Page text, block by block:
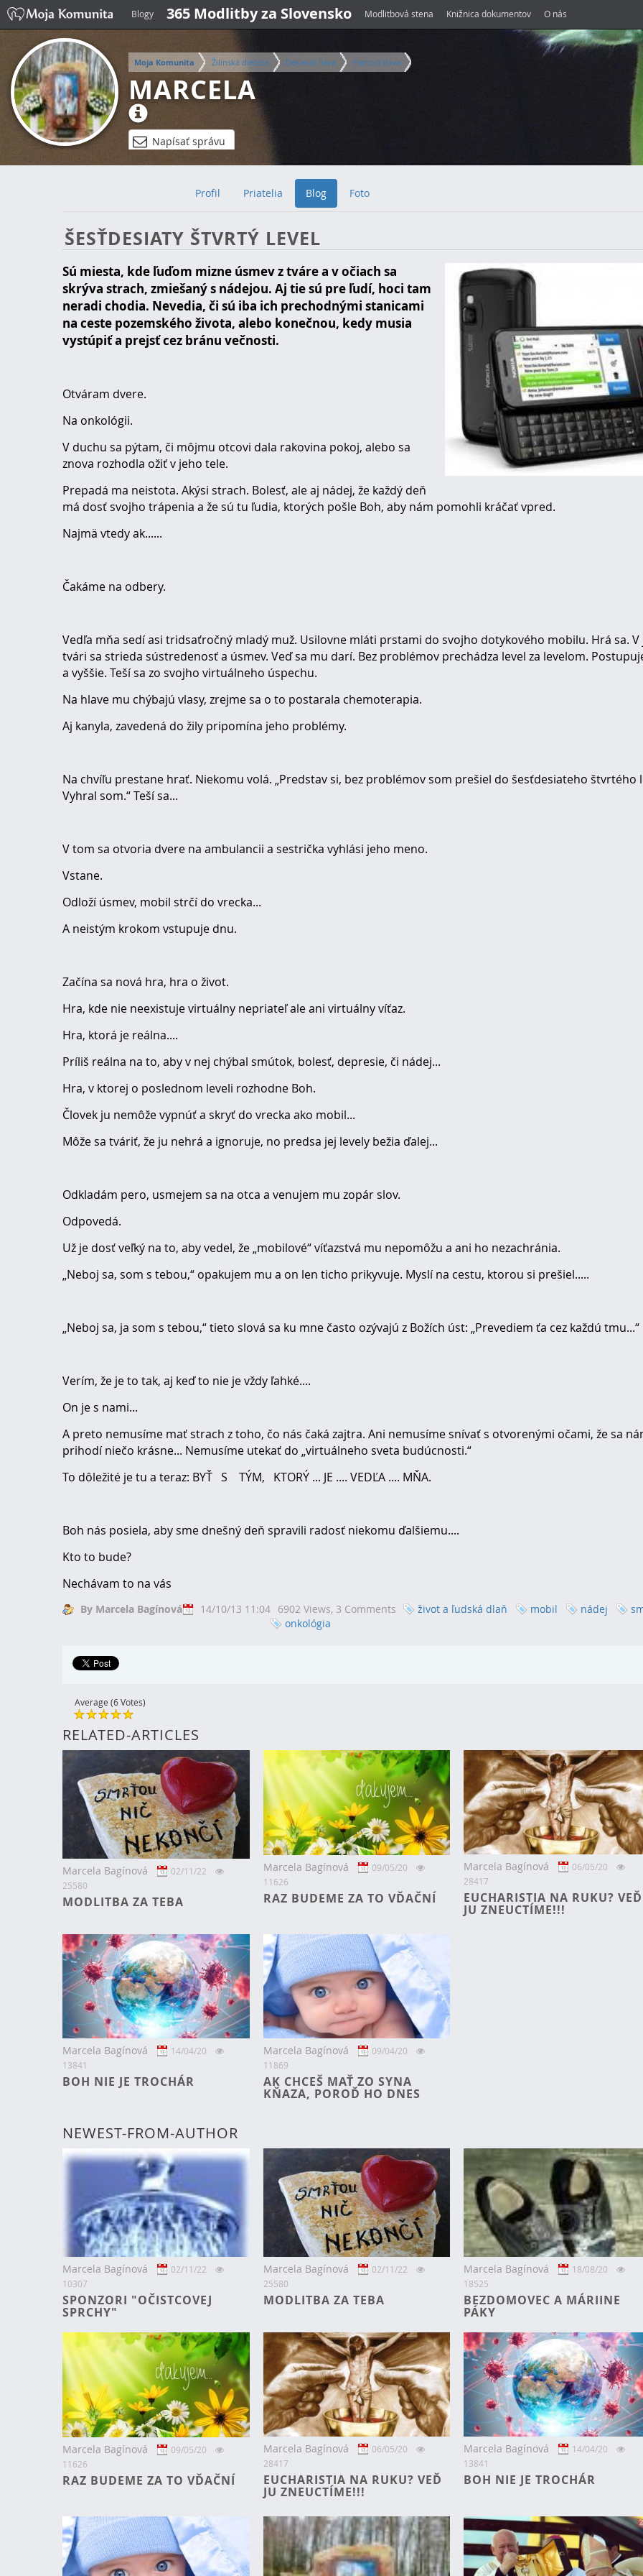
Blogy 365 Modlitby za Slovensko Modlitbová stena Knižnica dokumentov O nás
Moja Komunita Žilinská diecéza Dekanát Ilava Farnosť Ilava
MARCELA
Napísať správu
Profil Priatelia Blog Foto
ŠESŤDESIATY ŠTVRTÝ LEVEL
Sú miesta, kde ľuďom mizne úsmev z tváre a v očiach sa
skrýva strach, zmiešaný s nádejou. Aj tie sú pre ľudí, hoci tam
neradi chodia. Nevedia, či sú iba ich prechodnými stanicami
na ceste pozemského života, alebo konečnou, kedy musia
vystúpiť a prejsť cez bránu večnosti.
Otváram dvere.
Na onkológii.
V duchu sa pýtam, či môjmu otcovi dala rakovina pokoj, alebo sa
znova rozhodla ožiť v jeho tele.
Prepadá ma neistota. Akýsi strach. Bolesť, ale aj nádej, že každý deň
má dosť svojho trápenia a že sú tu ľudia, ktorých pošle Boh, aby nám pomohli kráčať vpred.
Najmä vtedy ak......
Čakáme na odbery.
Vedľa mňa sedí asi tridsaťročný mladý muž. Usilovne mláti prstami do svojho dotykového mobilu. Hrá sa. V
tvári sa strieda sústredenosť a úsmev. Veď sa mu darí. Bez problémov prechádza level za levelom.
a vyššie. Teší sa zo svojho virtuálneho úspechu.
Na hlave mu chýbajú vlasy, zrejme sa o to postarala chemoterapia.
Aj kanyla, zavedená do žily pripomína jeho problémy.
Na chvíľu prestane hrať. Niekomu volá. „Predstav si, bez problémov som prešiel do šesťdesiateho štvrtého
Vyhral som.“ Teší sa...
V tom sa otvoria dvere na ambulancii a sestrička vyhlási jeho meno.
Vstane.
Odloží úsmev, mobil strčí do vrecka...
A neistým krokom vstupuje dnu.
Začína sa nová hra, hra o život.
Hra, kde nie neexistuje virtuálny nepriateľ ale ani virtuálny víťaz.
Hra, ktorá je reálna....
Príliš reálna na to, aby v nej chýbal smútok, bolesť, depresie, či nádej...
Hra, v ktorej o poslednom leveli rozhodne Boh.
Človek ju nemôže vypnúť a skryť do vrecka ako mobil...
Môže sa tváriť, že ju nehrá a ignoruje, no predsa jej levely bežia ďalej...
Odkladám pero, usmejem sa na otca a venujem mu zopár slov.
Odpovedá.
Už je dosť veľký na to, aby vedel, že „mobilové“ víťazstvá mu nepomôžu a ani ho nezachránia.
„Neboj sa, som s tebou,“ opakujem mu a on len ticho prikyvuje. Myslí na cestu, ktorou si prešiel.....
„Neboj sa, ja som s tebou,“ tieto slová sa ku mne často ozývajú z Božích úst: „Prevediem ťa cez každú tmu...“
Verím, že je to tak, aj keď to nie je vždy ľahké....
On je s nami...
A preto nemusíme mať strach z toho, čo nás čaká zajtra. Ani nemusíme snívať s otvorenými očami, že sa
prihodí niečo krásne... Nemusíme utekať do „virtuálneho sveta budúcnosti.“
To dôležité je tu a teraz: BYŤ S TÝM, KTORÝ ... JE .... VEDĽA .... MŇA.
Boh nás posiela, aby sme dnešný deň spravili radosť niekomu ďalšiemu....
Kto to bude?
Nechávam to na vás
By Marcela Bagínová 14/10/13 11:04 6902 Views, 3 Comments život a ľudská dlaň mobil nádej
onkológia
Average (6 Votes)
RELATED-ARTICLES
Marcela Bagínová
02/11/22
25580
MODLITBA ZA TEBA
Marcela Bagínová
09/05/20
11626
RAZ BUDEME ZA TO VĎAČNÍ
Marcela Bagínová
06/05/20
28417
EUCHARISTIA NA RUKU? VEĎ
JU ZNEUCTÍME!!!
Marcela Bagínová
14/04/20
13841
BOH NIE JE TROCHÁR
Marcela Bagínová
09/04/20
11869
AK CHCEŠ MAŤ ZO SYNA
KŇAZA, POROĎ HO DNES
NEWEST-FROM-AUTHOR
Marcela Bagínová
02/11/22
10307
SPONZORI "OČISTCOVEJ
SPRCHY"
Marcela Bagínová
02/11/22
25580
MODLITBA ZA TEBA
Marcela Bagínová
18/08/20
18525
BEZDOMOVEC A MÁRIINE
PÁKY
Marcela Bagínová
09/05/20
11626
RAZ BUDEME ZA TO VĎAČNÍ
Marcela Bagínová
06/05/20
28417
EUCHARISTIA NA RUKU? VEĎ
JU ZNEUCTÍME!!!
Marcela Bagínová
14/04/20
13841
BOH NIE JE TROCHÁR